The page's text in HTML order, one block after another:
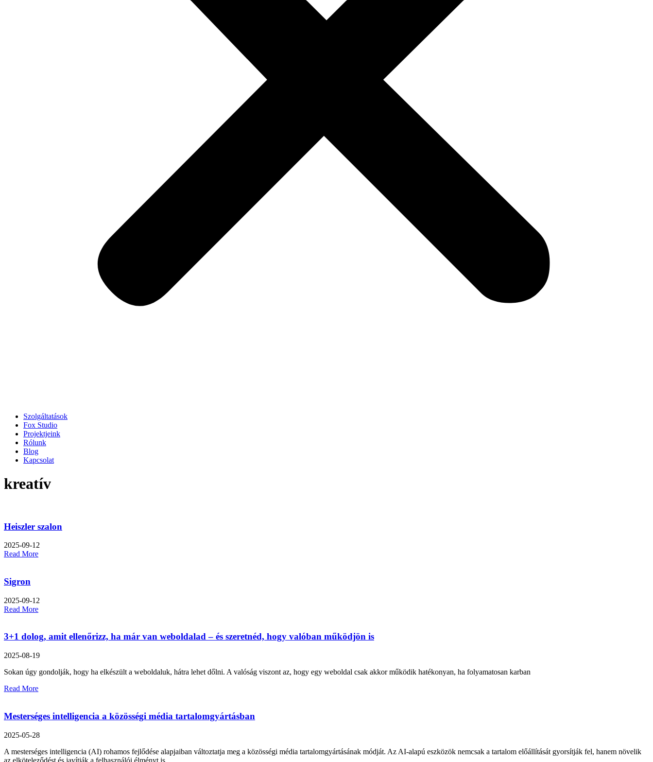
Szolgáltatások
Fox Studio
Projektjeink
Rólunk
Blog
Kapcsolat
kreatív
Heiszler szalon
2025-09-12
Read More
Sigron
2025-09-12
Read More
3+1 dolog, amit ellenőrizz, ha már van weboldalad – és szeretnéd, hogy valóban működjön is
2025-08-19
Sokan úgy gondolják, hogy ha elkészült a weboldaluk, hátra lehet dőlni. A valóság viszont az, hogy egy weboldal csak akkor működik hatékonyan, ha folyamatosan karban
Read More
Mesterséges intelligencia a közösségi média tartalomgyártásban
2025-05-28
A mesterséges intelligencia (AI) rohamos fejlődése alapjaiban változtatja meg a közösségi média tartalomgyártásának módját. Az AI-alapú eszközök nemcsak a tartalom előállítását gyorsítják fel, hanem növelik
az elköteleződést és javítják a felhasználói élményt is.